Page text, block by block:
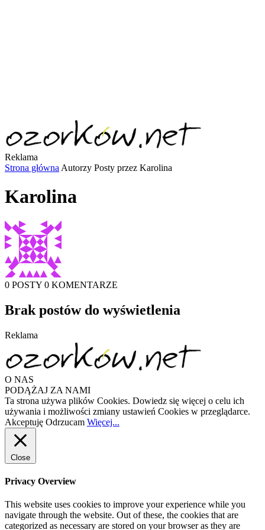
Reklama
Strona główna Autorzy Posty przez Karolina
Karolina
0 POSTY 0 KOMENTARZE
Brak postów do wyświetlenia
Reklama
O NAS
PODĄŻAJ ZA NAMI
Ta strona używa plików Cookies. Dowiedz się więcej o celu ich
używania i możliwości zmiany ustawień Cookies w przeglądarce.
Akceptuję Odrzucam Więcej...
Close
Privacy Overview
This website uses cookies to improve your experience while you
navigate through the website. Out of these, the cookies that are
categorized as necessary are stored on your browser as they are